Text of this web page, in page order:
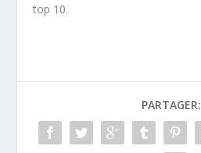
top 10.
PARTAGER: